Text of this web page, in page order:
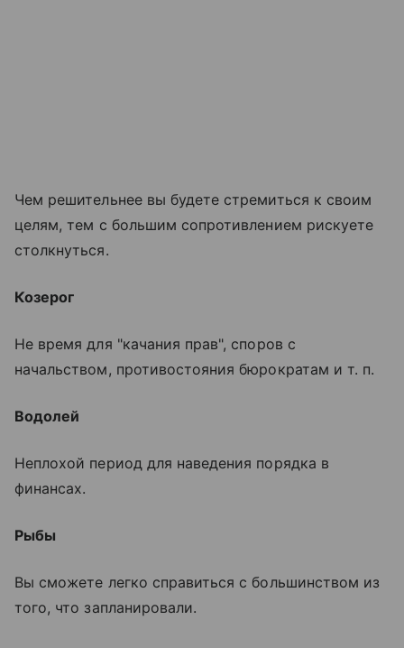
Чем решительнее вы будете стремиться к своим
целям, тем с большим сопротивлением рискуете
столкнуться.
Козерог
Не время для "качания прав", споров с
начальством, противостояния бюрократам и т. п.
Водолей
Неплохой период для наведения порядка в
финансах.
Рыбы
Вы сможете легко справиться с большинством из
того, что запланировали.